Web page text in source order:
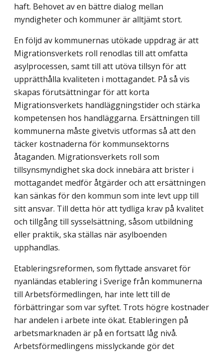
haft. Behovet av en bättre dialog mellan
myndigheter och kommuner är alltjämt stort.
En följd av kommunernas utökade uppdrag är att
Migrationsverkets roll renodlas till att omfatta
asylprocessen, samt till att utöva tillsyn för att
upprätthålla kvaliteten i mot­tagandet. På så vis
skapas förutsättningar för att korta
Migrationsverkets handläggnings­tider och stärka
kompetensen hos handläggarna. Ersättningen till
kommunerna måste givetvis utformas så att den
täcker kostnaderna för kommunsektorns
åtaganden. Migra­tionsverkets roll som
tillsynsmyndighet ska dock innebära att brister i
mottagandet med­för åtgärder och att ersättningen
kan sänkas för den kommun som inte levt upp till
sitt ansvar. Till detta hör att tydliga krav på kvalitet
och tillgång till sysselsättning, såsom utbildning
eller praktik, ska ställas när asylboenden
upphandlas.
Etableringsreformen, som flyttade ansvaret för
nyanländas etablering i Sverige från kommunerna
till Arbetsförmedlingen, har inte lett till de
förbättringar som var syftet. Trots högre kostnader
har andelen i arbete inte ökat. Etableringen på
arbetsmarknaden är på en fortsatt låg nivå.
Arbetsförmed­lingens misslyckande gör det